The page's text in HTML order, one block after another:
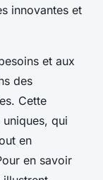
innovantes et
et aux
des
Cette
qui
en
en savoir